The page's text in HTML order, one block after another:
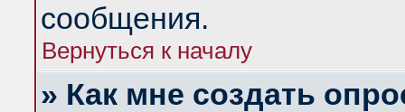
сообщения.
Вернуться к началу
» Как мне создать